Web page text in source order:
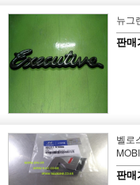
뉴그
판매
벨로
판매